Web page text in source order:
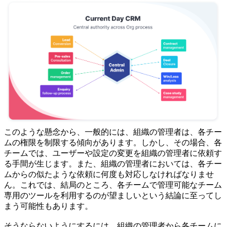
このような懸念から、一般的には、組織の管理者は、各チー
ムの権限を制限する傾向があります。しかし、その場合、各
チームでは、ユーザーや設定の変更を組織の管理者に依頼す
る手間が生じます。また、組織の管理者においては、各チー
ムからの似たような依頼に何度も対応しなければなりませ
ん。これでは、結局のところ、各チームで管理可能なチーム
専用のツールを利用するのが望ましいという結論に至ってし
まう可能性もあります。